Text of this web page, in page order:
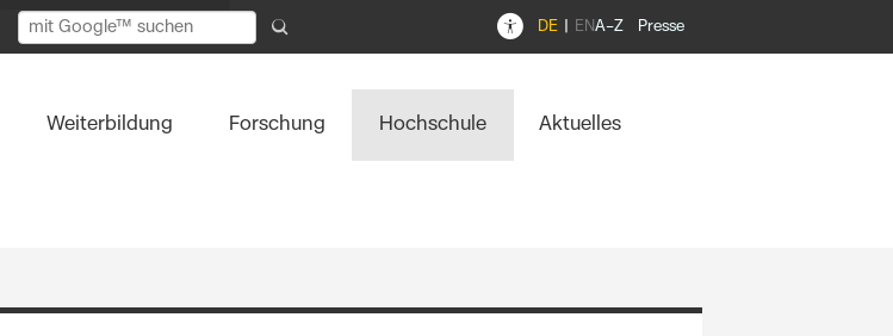
A–Z Presse
DE EN
Weiterbildung Forschung Hochschule Aktuelles